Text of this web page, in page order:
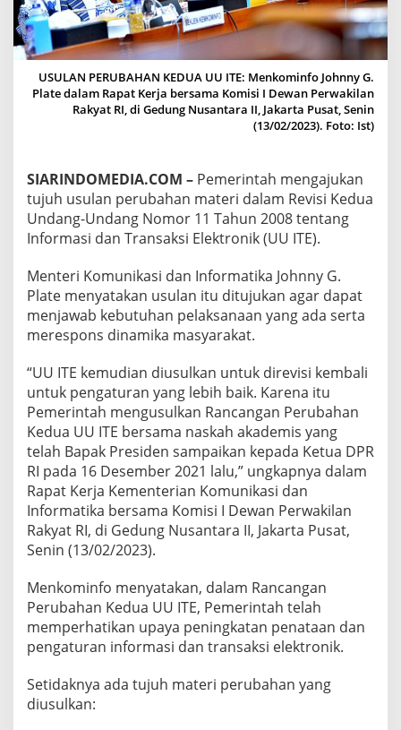
A
T
E
R
R
A
G
A
N
P
U
B
A
H
A
K
E
D
U
U
U
I
T
E
USULAN PERUBAHAN KEDUA UU ITE: Menkominfo Johnny G.
Plate dalam Rapat Kerja bersama Komisi I Dewan Perwakilan
Rakyat RI, di Gedung Nusantara II, Jakarta Pusat, Senin
(13/02/2023). Foto: Ist)
SIARINDOMEDIA.COM – Pemerintah mengajukan
tujuh usulan perubahan materi dalam Revisi Kedua
Undang-Undang Nomor 11 Tahun 2008 tentang
Informasi dan Transaksi Elektronik (UU ITE).
Menteri Komunikasi dan Informatika Johnny G.
Plate menyatakan usulan itu ditujukan agar dapat
menjawab kebutuhan pelaksanaan yang ada serta
merespons dinamika masyarakat.
“UU ITE kemudian diusulkan untuk direvisi kembali
untuk pengaturan yang lebih baik. Karena itu
Pemerintah mengusulkan Rancangan Perubahan
Kedua UU ITE bersama naskah akademis yang
telah Bapak Presiden sampaikan kepada Ketua DPR
RI pada 16 Desember 2021 lalu,” ungkapnya dalam
Rapat Kerja Kementerian Komunikasi dan
Informatika bersama Komisi I Dewan Perwakilan
Rakyat RI, di Gedung Nusantara II, Jakarta Pusat,
Senin (13/02/2023).
Menkominfo menyatakan, dalam Rancangan
Perubahan Kedua UU ITE, Pemerintah telah
memperhatikan upaya peningkatan penataan dan
pengaturan informasi dan transaksi elektronik.
Setidaknya ada tujuh materi perubahan yang
diusulkan: